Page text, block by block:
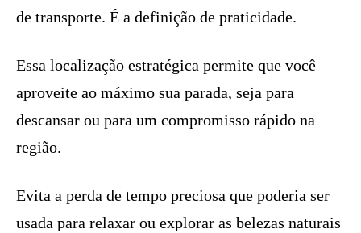
de transporte. É a definição de praticidade.
Essa localização estratégica permite que você
aproveite ao máximo sua parada, seja para
descansar ou para um compromisso rápido na
região.
Evita a perda de tempo preciosa que poderia ser
usada para relaxar ou explorar as belezas naturais